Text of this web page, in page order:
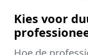
Kies voor